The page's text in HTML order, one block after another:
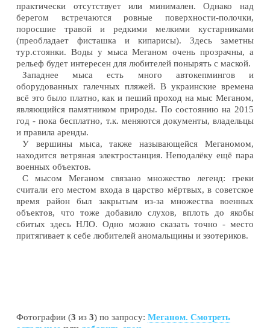
практически отсутствует или минимален. Однако над
берегом встречаются ровные поверхности-полочки,
поросшие травой и редкими мелкими кустарниками
(преобладает фисташка и кипарисы). Здесь заметны
тур.стоянки. Воды у мыса Меганом очень прозрачны, а
рельеф будет интересен для любителей понырять с маской.
Западнее мыса есть много автокепмингов и
оборудованных галечных пляжей. В украинские времена
всё это было платно, как и пеший проход на мыс Меганом,
являющийся памятником природы. По состоянию на 2015
год - пока бесплатно, т.к. меняются документы, владельцы
и правила аренды.
У вершины мыса, также называющейся Меганомом,
находится ветряная электростанция. Неподалёку ещё пара
военных объектов.
С мысом Меганом связано множество легенд: греки
считали его местом входа в царство мёртвых, в советское
время район был закрытым из-за множества военных
объектов, что тоже добавило слухов, вплоть до якобы
сбитых здесь НЛО. Одно можно сказать точно - место
притягивает к себе любителей аномальщины и эзотериков.
Фотографии (3 из3) по запросу:Меганом. Смотреть